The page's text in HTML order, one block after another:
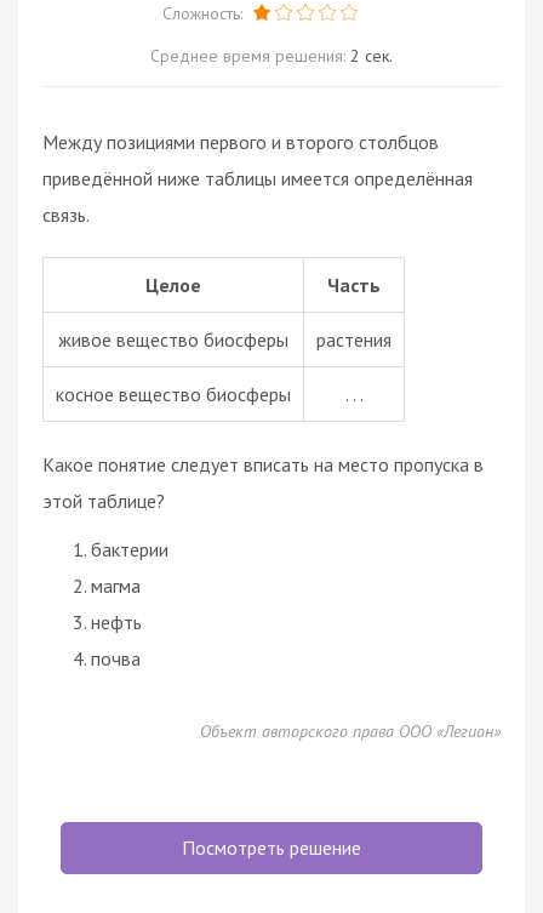
Сложность:
Среднее время решения: 2 сек.
Между позициями первого и второго столбцов
приведённой ниже таблицы имеется определённая
связь.
Целое Часть
живое вещество биосферы растения
косное вещество биосферы . . .
Какое понятие следует вписать на место пропуска в
этой таблице?
бактерии
магма
нефть
почва
Объект авторского права ООО «Легион»
Посмотреть решение